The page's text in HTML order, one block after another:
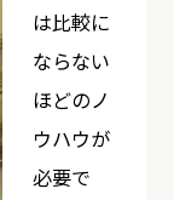
は比較に
ならない
ほどのノ
ウハウが
必要で